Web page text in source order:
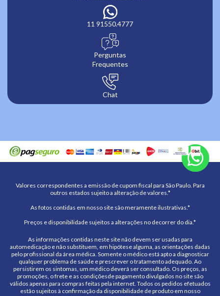
11 91550.4777
Perguntas
Frequentes
Chat
Valores correspondentes a emissão de cupom fiscal para São Paulo. Para
outros estados sujeito a alteração de valores.*
As fotos contidas em nosso site são meramente ilustrativas.*
Preços e disponibilidade sujeitos a alterações no decorrer do dia.*
As informações contidas neste site não devem ser usadas para
automedicação e não substituem, em hipótese alguma, as orientações dadas
pelo profissional da área médica. Somente o médico está apto a diagnosticar
qualquer problema de saúde e prescrever o tratamento adequado. Ao
persistirem os sintomas, um médico deverá ser consultado. Os preços, as
promoções, o frete e as condiçõesde pagamento divulgados no site são
válidos apenas para compras feitas pela internet. Todos os pedidos efetuados
estão sujeitos à confirmação da disponibilidade de produto em nosso